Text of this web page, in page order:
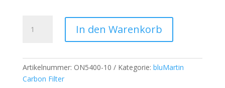
bluMartin
freeAir
100
In den Warenkorb
Artikelnummer: ON5400-10 Kategorie: bluMartin
Carbon Filter